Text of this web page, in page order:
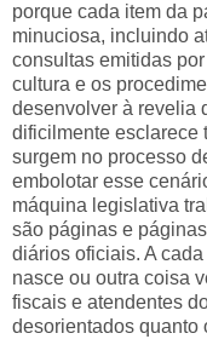
porque cada item da
minuciosa, incluindo
consultas emitidas
cultura e os
desenvolver à revelia
dificilmente esclarece
surgem no processo
embolotar esse
máquina legislativa
são páginas e
diários oficiais. A
nasce ou outra coisa
fiscais e atendentes
desorientados quanto